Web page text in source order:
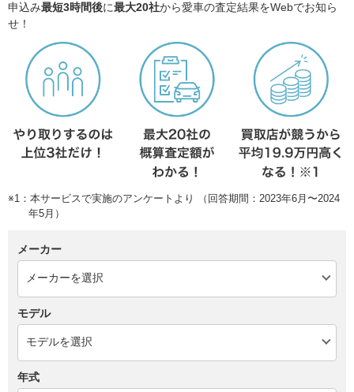
申込み最短3時間後に最大20社から愛車の査定結果をWebでお知ら
せ！
※1：本サービスで実施のアンケートより （回答期間：2023年6月〜2024
年5月）
メーカー
モデル
年式